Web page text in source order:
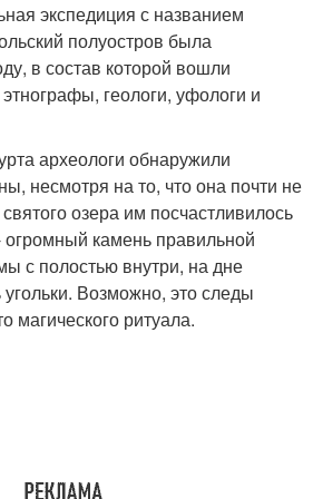
экспедиция с названием
полуостров была
в состав которой вошли
геологи, уфологи и
археологи обнаружили
несмотря на то, что она почти не
озера им посчастливилось
огромный камень правильной
с полостью внутри, на дне
Возможно, это следы
магического ритуала.